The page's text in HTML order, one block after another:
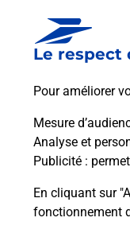
Le respect
Pour améliorer
Mesure
Analyse et
Publicité :
En cliquant sur
fonctionnement
Boîte
1 Place Des
Itinéraire